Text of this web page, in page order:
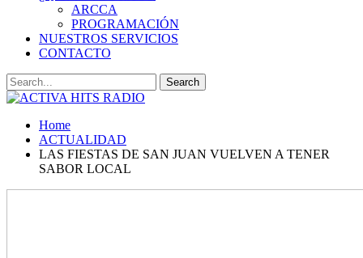
ARCCA
PROGRAMACIÓN
NUESTROS SERVICIOS
CONTACTO
Home
ACTUALIDAD
LAS FIESTAS DE SAN JUAN VUELVEN A TENER
SABOR LOCAL